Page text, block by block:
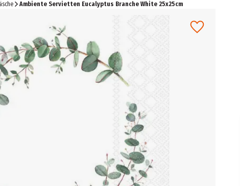
Ambiente Servietten Eucalyptus Branche White 25x25cm